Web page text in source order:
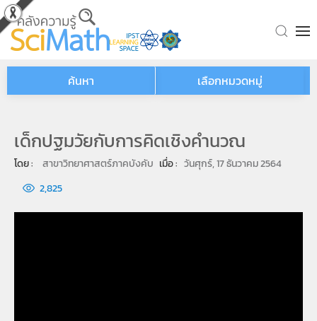
Skip to main content
ค้นหา เลือกหมวดหมู่
เด็กปฐมวัยกับการคิดเชิงคำนวณ
โดย : สาขาวิทยาศาสตร์ภาคบังคับ เมื่อ : วันศุกร์, 17 ธันวาคม 2564
2,825